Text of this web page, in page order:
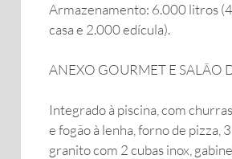
Armazenamento: 6.000 litros
casa e 2.000 edícula).
ANEXO GOURMET E SALÃO
Integrado à piscina, com
e fogão à lenha, forno de pizza,
granito com 2 cubas inox,